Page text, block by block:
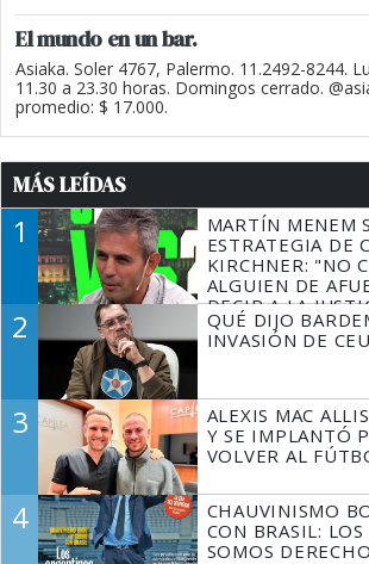
El mundo en un bar.
Asiaka. Soler 4767, Palermo. 11.2492-8244.
11.30 a 23.30 horas. Domingos cerrado.
promedio: $ 17.000.
MÁS LEÍDAS
1
MARTÍN MENEM
ESTRATEGIA DE
KIRCHNER: "NO
ALGUIEN DE
DECIR A LA
TIENE QUE
2
QUÉ DIJO
INVASIÓN DE
3
ALEXIS MAC
Y SE IMPLANTÓ
VOLVER AL
4
CHAUVINISMO
CON BRASIL:
SOMOS